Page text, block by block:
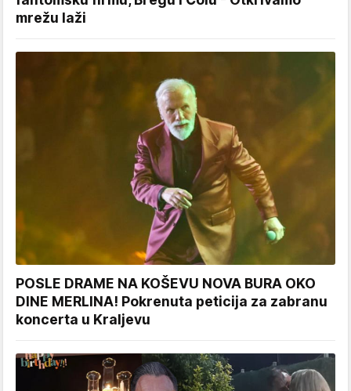
mrežu laži
POSLE DRAME NA KOŠEVU NOVA BURA OKO
DINE MERLINA! Pokrenuta peticija za zabranu
koncerta u Kraljevu